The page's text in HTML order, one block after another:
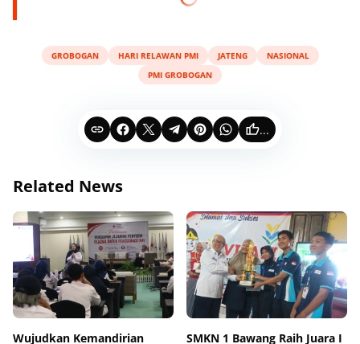
GROBOGAN HARI RELAWAN PMI JATENG
NASIONAL
PMI GROBOGAN
...
Related News
Wujudkan Kemandirian SMKN 1 Bawang Raih Juara I